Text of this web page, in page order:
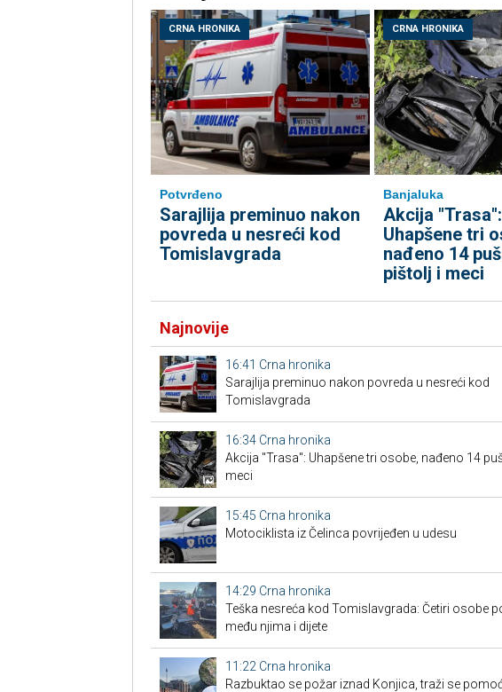
CRNA HRONIKA
Potvrđeno
Sarajlija preminuo nakon
povreda u nesreći kod
Tomislavgrada
CRNA HRONIKA
Banjaluka
Akcija "Trasa":
Uhapšene tri
nađeno 14
pištolj i meci
Najnovije
16:41 Crna hronika
Sarajlija preminuo nakon povreda u nesreći kod
Tomislavgrada
16:34 Crna hronika
Akcija "Trasa": Uhapšene tri osobe, nađeno 14
meci
15:45 Crna hronika
Motociklista iz Čelinca povrijeđen u udesu
14:29 Crna hronika
Teška nesreća kod Tomislavgrada: Četiri osobe
među njima i dijete
11:22 Crna hronika
Razbuktao se požar iznad Konjica, traži se